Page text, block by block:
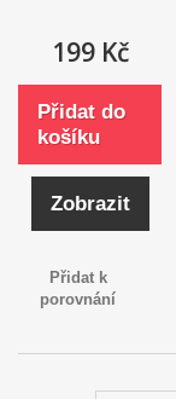
199 Kč
Přidat do
košíku
Zobrazit
Přidat k
porovnání